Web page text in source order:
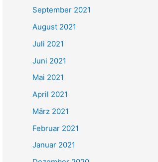
n
h
:
September 2021
August 2021
Juli 2021
Juni 2021
Mai 2021
April 2021
März 2021
Februar 2021
Januar 2021